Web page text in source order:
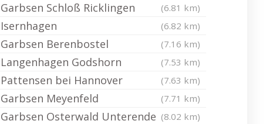
Garbsen Schloß Ricklingen (6.81 km)
Isernhagen (6.82 km)
Garbsen Berenbostel (7.16 km)
Langenhagen Godshorn (7.53 km)
Pattensen bei Hannover (7.63 km)
Garbsen Meyenfeld (7.71 km)
Garbsen Osterwald Unterende (8.02 km)